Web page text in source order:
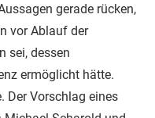
gerade rücken,
vor Ablauf der
sei, dessen
ermöglicht hätte.
Der Vorschlag eines